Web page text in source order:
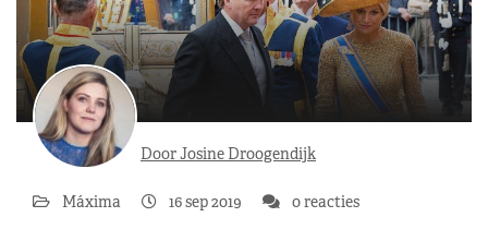
Door Josine Droogendijk
Máxima 16 sep 2019 0 reacties